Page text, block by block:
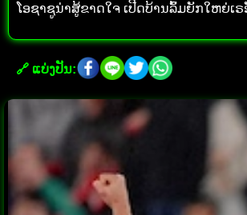
ໂອຊາຊູນ່າສູ້ຂາດໃຈ ເປີດບ້ານລົ້ມຍັກໃຫຍ່ເ
🔗 ແບ່ງປັນ: